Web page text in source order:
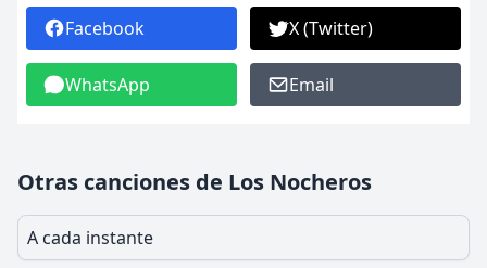
Facebook X (Twitter)
WhatsApp Email
Otras canciones de Los Nocheros
A cada instante